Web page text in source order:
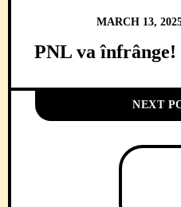
MARCH 13,
PNL va
NEXT